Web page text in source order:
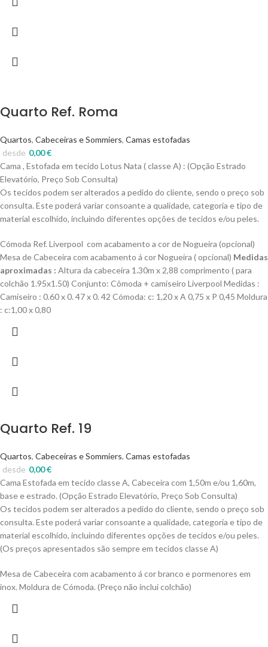
Quarto Ref. Roma
Quartos, Cabeceiras e Sommiers, Camas estofadas
0,00€
desde
Cama , Estofada em tecido Lotus Nata ( classe A) : (Opção Estrado
Elevatório, Preço Sob Consulta)
Os tecidos podem ser alterados a pedido do cliente, sendo o preço sob
consulta. Este poderá variar consoante a qualidade, categoria e tipo de
material escolhido, incluindo diferentes opções de tecidos e/ou peles.
Cómoda Ref. Liverpool com acabamento a cor de Nogueira (opcional)
Mesa de Cabeceira com acabamento á cor Nogueira ( opcional) Medidas
aproximadas : Altura da cabeceira 1.30m x 2,88 comprimento ( para
colchão 1.95x1.50) Conjunto: Cômoda + camiseiro Liverpool Medidas :
Camiseiro : 0.60 x 0. 47 x 0. 42 Cómoda: c: 1,20 x A 0,75 x P 0,45 Moldura
: c:1,00 x 0,80
Quarto Ref. 19
Quartos, Cabeceiras e Sommiers, Camas estofadas
0,00€
desde
Cama Estofada em tecido classe A, Cabeceira com 1,50m e/ou 1,60m,
base e estrado. (Opção Estrado Elevatório, Preço Sob Consulta)
Os tecidos podem ser alterados a pedido do cliente, sendo o preço sob
consulta. Este poderá variar consoante a qualidade, categoria e tipo de
material escolhido, incluindo diferentes opções de tecidos e/ou peles.
(Os preços apresentados são sempre em tecidos classe A)
Mesa de Cabeceira com acabamento á cor branco e pormenores em
inox. Moldura de Cómoda. (Preço não inclui colchão)